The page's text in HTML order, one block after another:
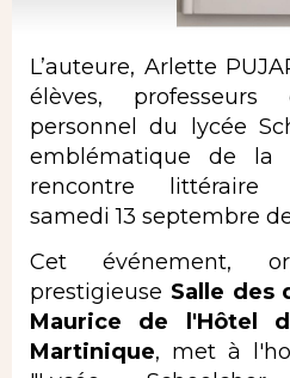
L’auteure, Arlette
élèves,
personnel du lycée
emblématique de la
rencontre littéraire
samedi 13 septembre de
Cet événement,
prestigieuse Salle des
Maurice de l'Hôtel
Martinique, met à